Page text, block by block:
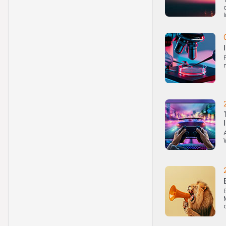
Die Emittentinnen
Währungen,
Website als
auftreten und
oder
Drittparteien
ob der relevante
Performance
Die vergangene
eines Produktes
die Anleger
Es wurde/wird
die Verteilung von
Massnahmen